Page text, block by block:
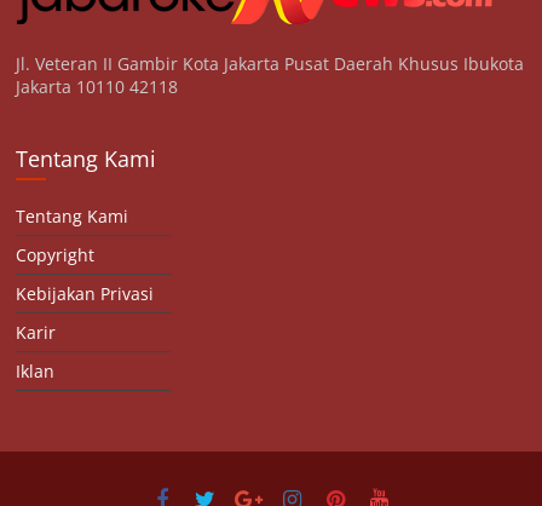
Jl. Veteran II Gambir Kota Jakarta Pusat Daerah Khusus Ibukota
Jakarta 10110 42118
Tentang Kami
Tentang Kami
Copyright
Kebijakan Privasi
Karir
Iklan